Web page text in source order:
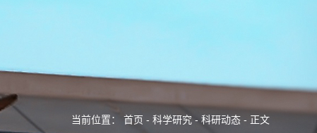
当前位置： 首页 - 科学研究- 科研动态- 正文